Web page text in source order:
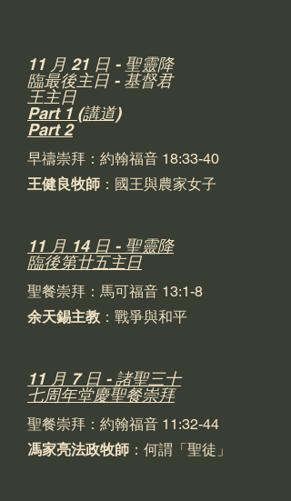
11 月 21 日 - 聖靈降
臨最後主日 - 基督君
王主日
Part 1 (講道)
Part 2
早禱崇拜：約翰福音 18:33-40
王健良牧師 ：國王與農家女子
11 月 14 日 - 聖靈降
臨後第廿五主日
聖餐崇拜：馬可福音 13:1-8
余天錫主教 ：戰爭與和平
11 月 7 日 - 諸聖三十
七周年堂慶聖餐崇拜
聖餐崇拜：約翰福音 11:32-44
馮家亮法政牧師 ：何謂「聖徒」